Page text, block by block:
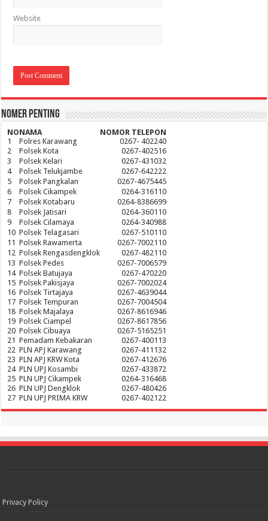
Website
Nomer Penting
NONAMA
NOMOR TELEPON
1
Polres Karawang
0267- 402240
2
Polsek Kota
0267-402516
3
Polsek Kelari
0267-431032
4
Polsek Telukjambe
0267-642222
5
Polsek Pangkalan
0267-4675445
6
Polsek Cikampek
0264-316110
7
Polsek Kotabaru
0264-8386699
8
Polsek Jatisari
0264-360110
9
Polsek Cilamaya
0264-340988
10 Polsek Telagasari
0267-510110
11 Polsek Rawamerta
0267-7002110
12 Polsek Rengasdengklok
0267-482110
13 Polsek Pedes
0267-7006579
14 Polsek Batujaya
0267-470220
15 Polsek Pakisjaya
0267-7002024
16 Polsek Tirtajaya
0267-4639044
17 Polsek Tempuran
0267-7004504
18 Polsek Majalaya
0267-8616946
19 Polsek Ciampel
0267-8617856
20 Polsek Cibuaya
0267-5165251
21 Pemadam Kebakaran
0267-400113
22 PLN APJ Karawang
0267-411132
23 PLN APJ KRW Kota
0267-412676
24 PLN UPJ Kosambi
0267-433872
25 PLN UPJ Cikampek
0264-316468
26 PLN UPJ Dengklok
0267-480426
27 PLN UPJ PRIMA KRW 0267-402122
Privacy Policy